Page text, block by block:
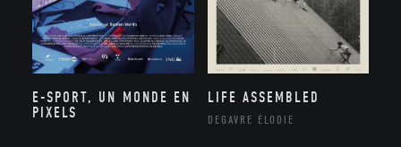
E-SPORT, UN MONDE EN
PIXELS
LIFE ASSEMBLED
DEGAVRE ÉLODIE